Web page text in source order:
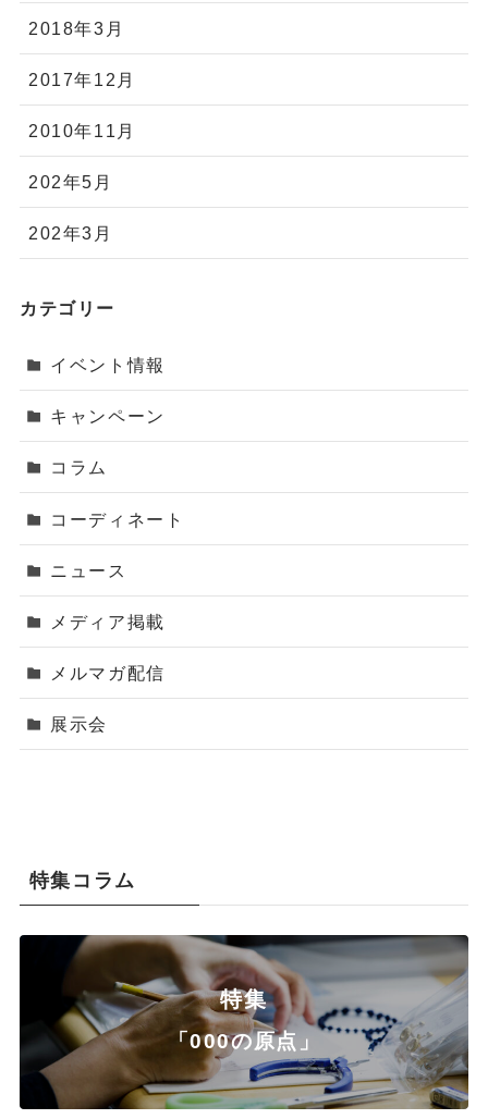
2018年3月
2017年12月
2010年11月
202年5月
202年3月
カテゴリー
イベント情報
キャンペーン
コラム
コーディネート
ニュース
メディア掲載
メルマガ配信
展示会
特集コラム
特集
「000の原点」